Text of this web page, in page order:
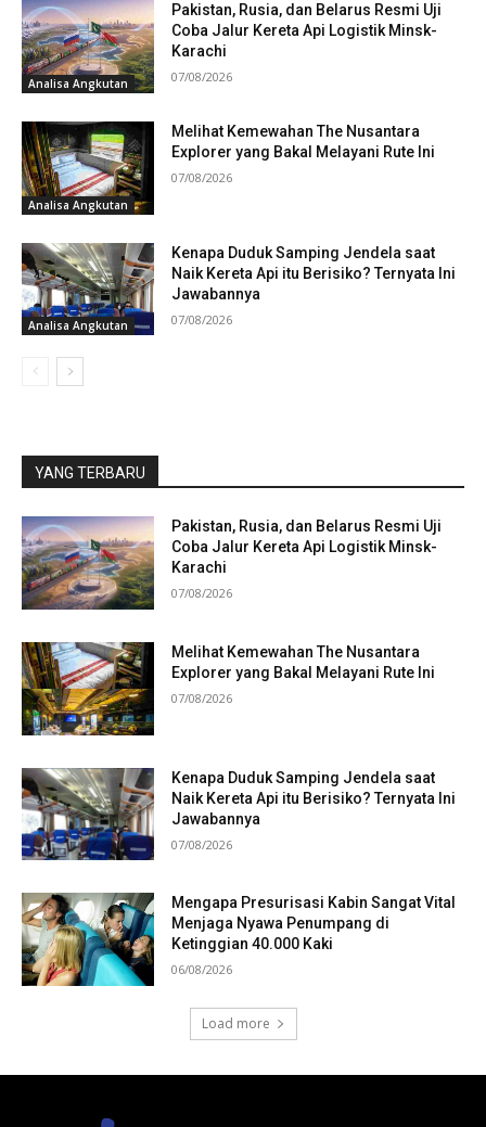
Analisa Angkutan
Pakistan, Rusia, dan Belarus Resmi Uji
Coba Jalur Kereta Api Logistik Minsk-
Karachi
07/08/2026
Analisa Angkutan
Melihat Kemewahan The Nusantara
Explorer yang Bakal Melayani Rute Ini
07/08/2026
Analisa Angkutan
Kenapa Duduk Samping Jendela saat
Naik Kereta Api itu Berisiko? Ternyata Ini
Jawabannya
07/08/2026
YANG TERBARU
Pakistan, Rusia, dan Belarus Resmi Uji
Coba Jalur Kereta Api Logistik Minsk-
Karachi
07/08/2026
Melihat Kemewahan The Nusantara
Explorer yang Bakal Melayani Rute Ini
07/08/2026
Kenapa Duduk Samping Jendela saat
Naik Kereta Api itu Berisiko? Ternyata Ini
Jawabannya
07/08/2026
Mengapa Presurisasi Kabin Sangat Vital
Menjaga Nyawa Penumpang di
Ketinggian 40.000 Kaki
06/08/2026
Load more